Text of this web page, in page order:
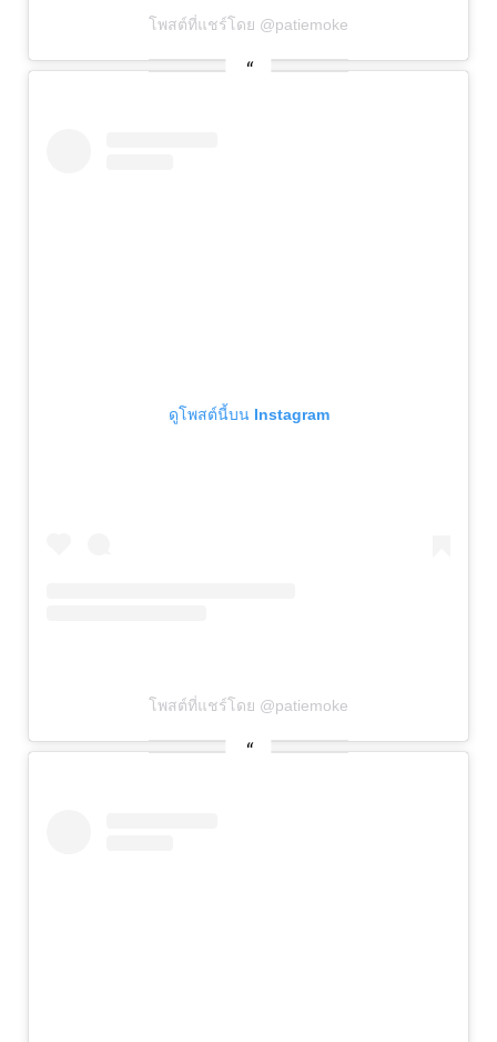
โพสต์ที่แชร์โดย @patiemoke
ดูโพสต์นี้บน Instagram
โพสต์ที่แชร์โดย @patiemoke